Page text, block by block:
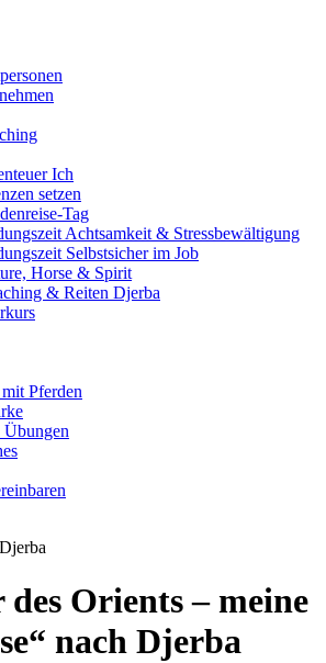
Ich
setzen
Tag
Achtsamkeit & Stressbewältigung
Selbstsicher im Job
Horse & Spirit
& Reiten Djerba
Pferden
Übungen
Orients – meine
nach Djerba